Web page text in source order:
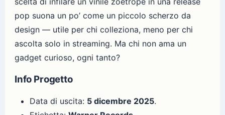
pop suona un po’ come un piccolo scherzo da
design — utile per chi colleziona, meno per chi
ascolta solo in streaming. Ma chi non ama un
gadget curioso, ogni tanto?
Info Progetto
Data di uscita: 5 dicembre 2025.